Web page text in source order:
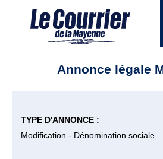
Annonce légale
TYPE D'ANNONCE :
Modification - Dénomination sociale